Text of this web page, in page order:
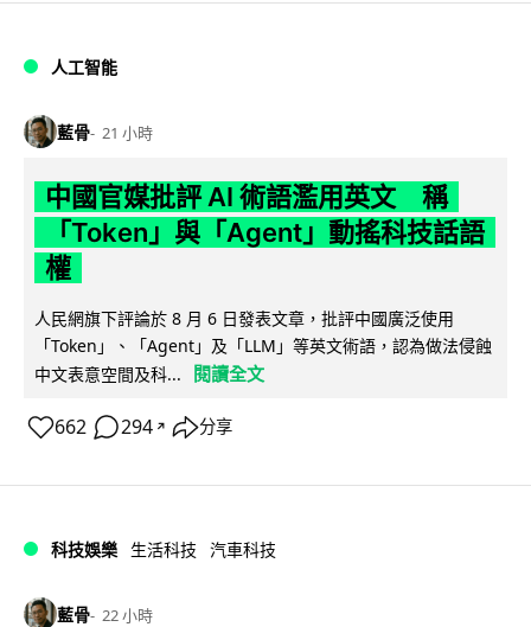
人工智能
藍骨 21 小時
中國官媒批評 AI 術語濫用英文 稱
「Token」與「Agent」動搖科技話語
權
人民網旗下評論於 8 月 6 日發表文章，批評中國廣泛使用
「Token」、「Agent」及「LLM」等英文術語，認為做法侵蝕
中文表意空間及科...
閱讀全文
662 294 ↗ 分享
科技娛樂 生活科技 汽車科技
藍骨 22 小時